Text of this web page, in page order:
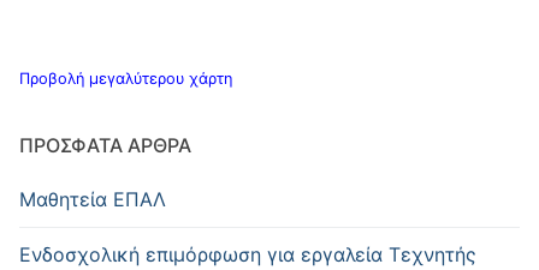
Προβολή μεγαλύτερου χάρτη
ΠΡΌΣΦΑΤΑ ΆΡΘΡΑ
Μαθητεία ΕΠΑΛ
Ενδοσχολική επιμόρφωση για εργαλεία Τεχνητής